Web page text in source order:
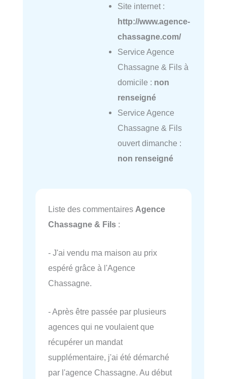
Site internet :
http://www.agence-
chassagne.com/
Service Agence
Chassagne & Fils à
domicile : non
renseigné
Service Agence
Chassagne & Fils
ouvert dimanche :
non renseigné
Liste des commentaires Agence
Chassagne & Fils :
- J'ai vendu ma maison au prix
espéré grâce à l'Agence
Chassagne.
- Après être passée par plusieurs
agences qui ne voulaient que
récupérer un mandat
supplémentaire, j'ai été démarché
par l'agence Chassagne. Au début